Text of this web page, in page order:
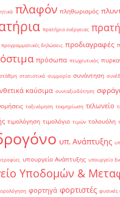
πλαφόν πληθωρισμός
πρατήριο ενέργειας
προγραμματικές δηλώσεις προδιαγραφές
πρόσωπα πτωχευτικός
στάθμη στατιστικά συμμορία συνάντηση
καύσιμα συνταξιοδότηση
ταξινόμηση τεκμηρίωση τελωνείο
τιμολόγηση τιμολόγιο τιμών τολουόλη
υπ. Ανάπτυξης
υπουργείο Ανάπτυξης υπουργείο
Υποδομών &
φορτηγά φορτιστές φυσικές